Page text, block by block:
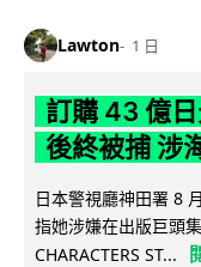
Lawton 1 日
訂購 43 億
後終被捕 涉
日本警視廳神田署 8
指她涉嫌在出版巨頭
CHARACTERS ST...